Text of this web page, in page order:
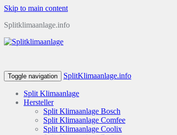
Skip to main content
Splitklimaanlage.info
Toggle navigation SplitKlimaanlage.info
Split Klimaanlage
Hersteller
Split Klimaanlage Bosch
Split Klimaanlage Comfee
Split Klimaanlage Coolix